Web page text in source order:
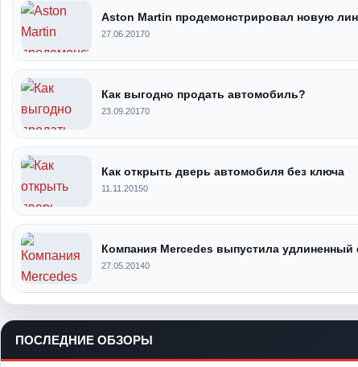
Aston Martin продемонстрировал новую
27.06.20170
Как выгодно продать автомобиль?
23.09.20170
Как открыть дверь автомобиля без ключа
11.11.20150
Компания Mercedes выпустила удлиненный
27.05.20140
ПОСЛЕДНИЕ ОБЗОРЫ